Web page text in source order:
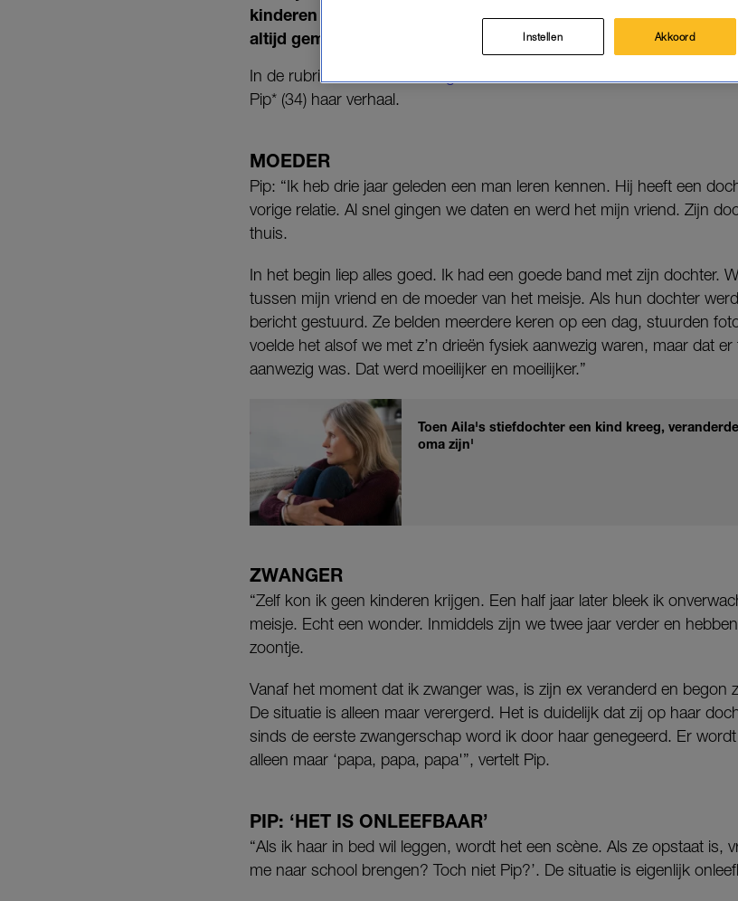
kinderen die moeite hebben met de nieuwe situatie. Een
altijd gemakkelijk. Dat weet ook Pip.
In de rubriek ‘
’ vertellen vrouwen over hun
Pip* (34) haar verhaal.
MOEDER
Pip: “Ik heb drie jaar geleden een man leren kennen. Hij heeft een
vorige relatie. Al snel gingen we daten en werd het mijn vriend. Zijn
thuis.
In het begin liep alles goed. Ik had een goede band met zijn dochter.
tussen mijn vriend en de moeder van het meisje. Als hun dochter
bericht gestuurd. Ze belden meerdere keren op een dag, stuurden
voelde het alsof we met z’n drieën fysiek aanwezig waren, maar dat
aanwezig was. Dat werd moeilijker en moeilijker.”
Toen Aila's stiefdochter een kind kreeg,
oma zijn'
ZWANGER
“Zelf kon ik geen kinderen krijgen. Een half jaar later bleek ik
meisje. Echt een wonder. Inmiddels zijn we twee jaar verder en
zoontje.
Vanaf het moment dat ik zwanger was, is zijn ex veranderd en begon
De situatie is alleen maar verergerd. Het is duidelijk dat zij op haar
sinds de eerste zwangerschap word ik door haar genegeerd. Er
alleen maar ‘papa, papa, papa'”, vertelt Pip.
PIP: ‘HET IS ONLEEFBAAR’
“Als ik haar in bed wil leggen, wordt het een scène. Als ze opstaat is,
me naar school brengen? Toch niet Pip?’. De situatie is eigenlijk
Instellen Akkoord